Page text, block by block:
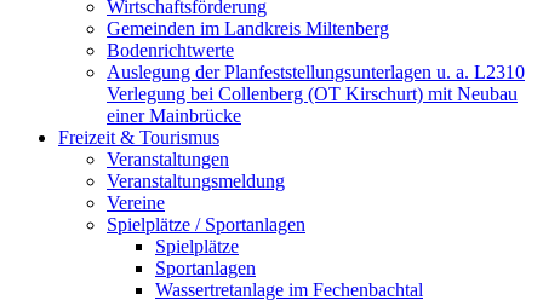
Wirtschaftsförderung
Gemeinden im Landkreis Miltenberg
Bodenrichtwerte
Auslegung der Planfeststellungsunterlagen u. a. L2310
Verlegung bei Collenberg (OT Kirschurt) mit Neubau
einer Mainbrücke
Freizeit & Tourismus
Veranstaltungen
Veranstaltungsmeldung
Vereine
Spielplätze / Sportanlagen
Spielplätze
Sportanlagen
Wassertretanlage im Fechenbachtal